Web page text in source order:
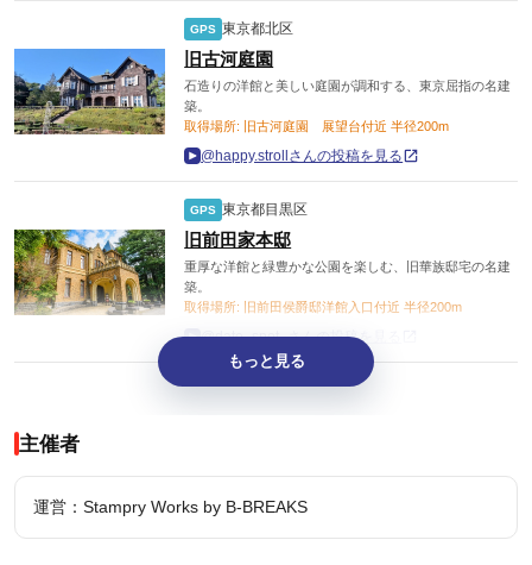
GPS 東京都北区
旧古河庭園
石造りの洋館と美しい庭園が調和する、東京屈指の名建
築。
取得場所: 旧古河庭園 展望台付近 半径200m
@happy.strollさんの投稿を見る
GPS 東京都目黒区
旧前田家本邸
重厚な洋館と緑豊かな公園を楽しむ、旧華族邸宅の名建
築。
取得場所: 旧前田侯爵邸洋館入口付近 半径200m
@date_spot_さんの投稿を見る
もっと見る
主催者
運営：Stampry Works by B-BREAKS